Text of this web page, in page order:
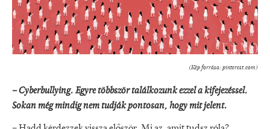
(Kép forrása: pinterest.com)
– Cyberbullying. Egyre többször találkozunk ezzel a kifejezéssel.
Sokan még mindig nem tudják pontosan, hogy mit jelent.